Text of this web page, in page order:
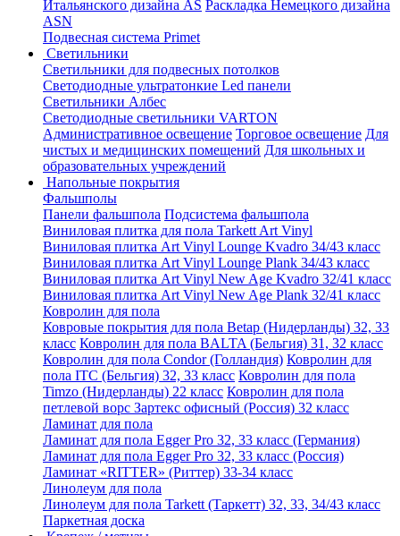
Итальянского дизайна AS Раскладка Немецкого дизайна
АSN
Подвесная система Primet
Светильники
Светильники для подвесных потолков
Светодиодные ультратонкие Led панели
Светильники Албес
Светодиодные светильники VARTON
Административное освещение Торговое освещение Для
чистых и медицинских помещений Для школьных и
образовательных учреждений
Напольные покрытия
Фальшполы
Панели фальшпола Подсистема фальшпола
Виниловая плитка для пола Tarkett Art Vinyl
Виниловая плитка Art Vinyl Lounge Kvadro 34/43 класс
Виниловая плитка Art Vinyl Lounge Plank 34/43 класс
Виниловая плитка Art Vinyl New Age Kvadro 32/41 класс
Виниловая плитка Art Vinyl New Age Plank 32/41 класс
Ковролин для пола
Ковровые покрытия для пола Betap (Нидерланды) 32, 33
класс Ковролин для пола BALTA (Бельгия) 31, 32 класс
Ковролин для пола Condor (Голландия) Ковролин для
пола ITC (Бельгия) 32, 33 класс Ковролин для пола
Timzo (Нидерланды) 22 класс Ковролин для пола
петлевой ворс Зартекс офисный (Россия) 32 класс
Ламинат для пола
Ламинат для пола Egger Pro 32, 33 класс (Германия)
Ламинат для пола Egger Pro 32, 33 класс (Россия)
Ламинат «RITTER» (Риттер) 33-34 класс
Линолеум для пола
Линолеум для пола Tarkett (Таркетт) 32, 33, 34/43 класс
Паркетная доска